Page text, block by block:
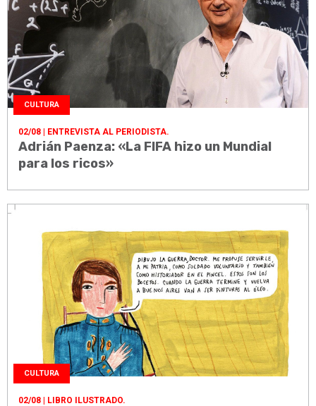
CULTURA
02/08 | ENTREVISTA AL PERIODISTA.
Adrián Paenza: «La FIFA hizo un Mundial
para los ricos»
CULTURA
02/08 | LIBRO ILUSTRADO.